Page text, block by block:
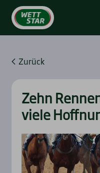
Zurück
Zehn
vie­le